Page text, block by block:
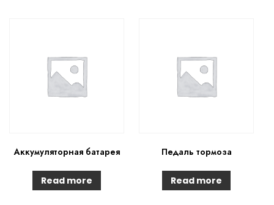
Аккумуляторная батарея
Read more
Педаль тормоза
Read more